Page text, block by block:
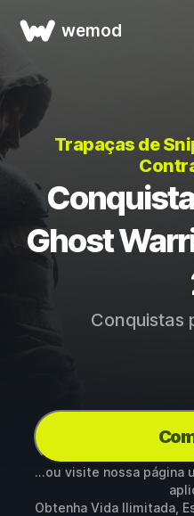
wemod
Trapaças de
Ghost
Conquistas
...ou visite nossa página
Obtenha Vida Ilimitada,